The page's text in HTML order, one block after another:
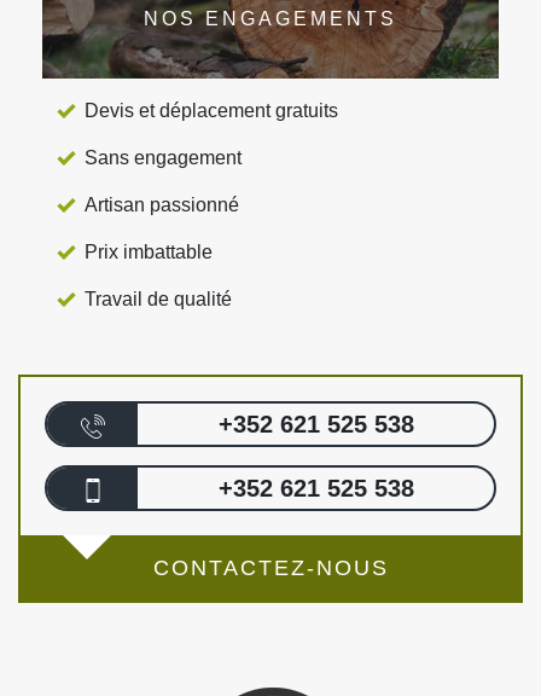
NOS ENGAGEMENTS
Devis et déplacement gratuits
Sans engagement
Artisan passionné
Prix imbattable
Travail de qualité
+352 621 525 538
+352 621 525 538
CONTACTEZ-NOUS